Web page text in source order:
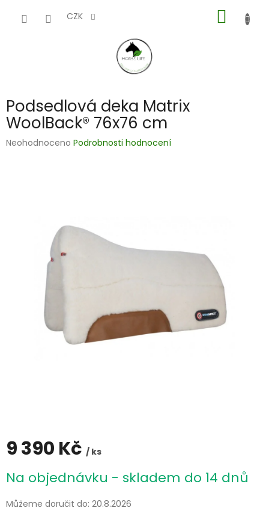
CZK
KOŠÍK
Podsedlová deka Matrix
WoolBack® 76x76 cm
Průměrné
Neohodnoceno Podrobnosti hodnocení
9 390 Kč / ks
cena:
Na objednávku - skladem do 14 dnů
Můžeme doručit do: 20.8.2026